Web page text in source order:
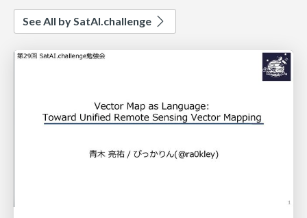
See All by SatAI.challenge